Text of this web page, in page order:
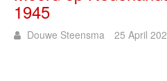
1945
Douwe Steensma 25 April